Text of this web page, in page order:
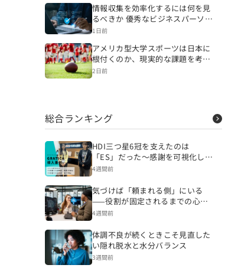
情報収集を効率化するには何を見
るべきか 優秀なビジネスパーソン
の情報源と仕事への生かし方
1日前
アメリカ型大学スポーツは日本に
根付くのか、現実的な課題を考え
る
2日前
総合ランキング
HDI三つ星6冠を支えたのは
「ES」だった～感謝を可視化し、
CSを変える組織づくりへ～
4週間前
気づけば「頼まれる側」にいる
——役割が固定されるまでの心理
的プロセス
4週間前
体調不良が続くときこそ見直した
い隠れ脱水と水分バランス
3週間前